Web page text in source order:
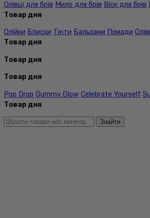
Олівці для брів Мило для брів Віск для брів
Товар дня
Олійки Блиски Тінти Бальзами Помади
Товар дня
Товар дня
Товар дня
Pop Drop Gummy Glow Celebrate Yourself
Товар дня
Знайти